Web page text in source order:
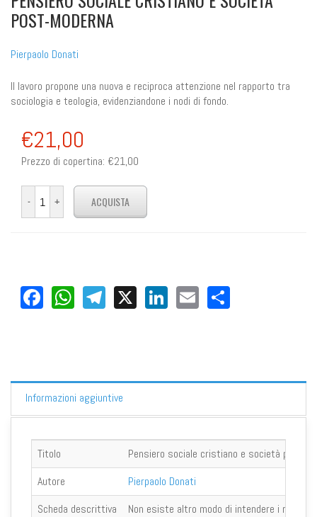
POST-MODERNA
Pierpaolo Donati
Il lavoro propone una nuova e reciproca attenzione nel rapporto tra
sociologia e teologia, evidenziandone i nodi di fondo.
€21,00
Prezzo di copertina: €21,00
Facebook
WhatsApp
Telegram
X LinkedIn
Email
Informazioni aggiuntive
Titolo
Pensiero sociale cristiano e società post-
Autore
Pierpaolo Donati
Scheda descrittiva
Non esiste altro modo di intendere i